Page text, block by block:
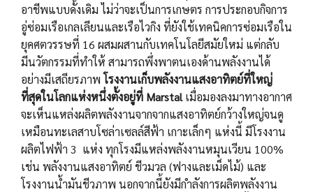
อาชีพแบบดั้งเดิม ไม่ว่าจะเป็นการเกษตร การประกอบกิจการ
อู่ซ่อมเรือเกลเลียนและเรือไวกิง ที่ยังใช้เทคนิคการซ่อมเรือใน
ยุคศตวรรษที่ 16 ผสมผสานกับเทคโนโลยีสมัยใหม่ แต่กลับ
มีนวัตกรรมที่ทำให้ สามารถพึ่งพาตนเองด้านพลังงานได้
อย่างมีเสถียรภาพโรงงานเก็บพลังงานแสงอาทิตย์ที่ใหญ่
ที่สุดในโลกแห่งหนึ่งตั้งอยู่ที่ Marstalเมื่อมองลงมาทางอากาศ
จะเห็นแหล่งผลิตพลังงานจากจากแสงอาทิตย์กว้างใหญ่จนดู
เหมือนทะเลสาบโซล่าเซลล์สีฟ้า เกาะเล็กๆ แห่งนี้ มีโรงงาน
ผลิตไฟฟ้า 3 แห่ง ทุกโรงมีแหล่งพลังงานหมุนเวียน 100%
เช่น พลังงานแสงอาทิตย์ ชีวมวล (ฟางและเม็ดไม้) และ
โรงงานน้ำมันชีวภาพ นอกจากนี้ยังมีกำลังการผลิตพลังงาน